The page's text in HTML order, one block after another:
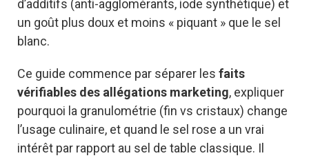
d’additifs (anti-agglomérants, iode synthétique) et
un goût plus doux et moins « piquant » que le sel
blanc.
Ce guide commence par séparer les faits
vérifiables des allégations marketing, expliquer
pourquoi la granulométrie (fin vs cristaux) change
l’usage culinaire, et quand le sel rose a un vrai
intérêt par rapport au sel de table classique. Il